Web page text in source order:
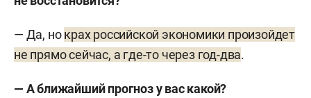
— Да, нокрах российской экономики произойдет
не прямо сейчас, а где-то через год-два.
— А ближайший прогноз у вас какой?